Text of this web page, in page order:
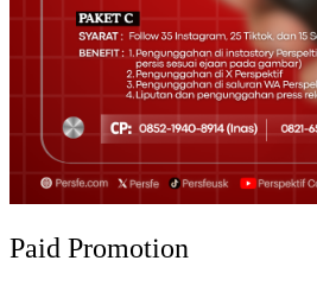
Paid Promotion